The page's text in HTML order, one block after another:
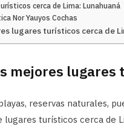
cerca de Lima: Lunahuaná
Nor Yauyos Cochas
lugares turísticos cerca de
mejores
reservas naturales,
lugares turísticos cerca de